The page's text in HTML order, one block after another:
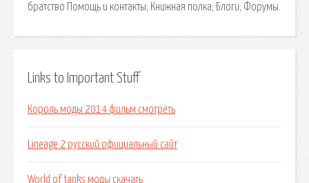
братство Помощь и контакты; Книжная полка; Блоги; Форумы.
Links to Important Stuff
Король моды 2014 фильм смотреть
Lineage 2 русский официальный сайт
World of tanks моды скачать